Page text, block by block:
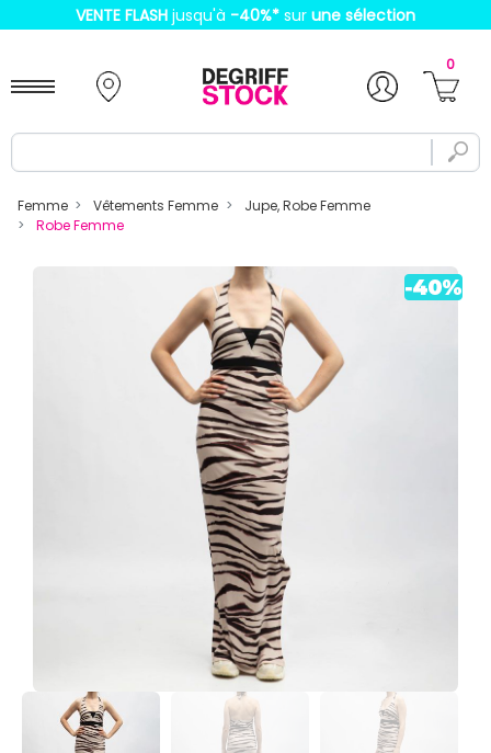
VENTE FLASH jusqu'à -40%* sur une sélection
0
Femme Vêtements Femme
Jupe, Robe Femme
Robe Femme